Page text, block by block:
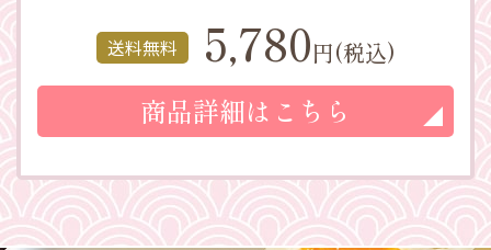
送料無料 5,780円(税込)
商品詳細はこちら